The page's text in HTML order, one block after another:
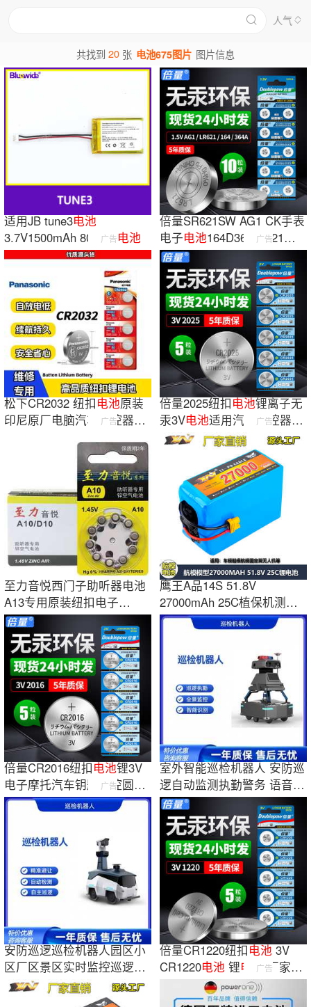
人气
共找到20 张 电池675图片 图片信息
适用JB tune3电池
3.7V1500mAh 803448电池
广告
倍量SR621SW AG1 CK手表
电子电池164D3640L621纽
扣小电池
广告
松下CR2032 纽扣电池原装
印尼原厂电脑汽车遥控器电
广告
倍量2025纽扣电池锂离子无
汞3V电池适用汽车遥控器锌
锰电池
广告
至力音悦西门子助听器电池
A13专用原装纽扣电子
675A10峰力312正品
鹰王A品14S 51.8V
27000mAh 25C植保机测绘
打药喷洒无人机锂电池
倍量CR2016纽扣电池锂3V
电子摩托汽车钥匙遥控圆形
铁将军电池纽扣
广告
室外智能巡检机器人 安防巡
逻自动监测执勤警务 语音对
话巡查防护
安防巡逻巡检机器人园区小
区厂区景区实时监控巡逻远
程无人巡查
倍量CR1220纽扣电池3V
CR1220电池 锂电池厂家直
广告